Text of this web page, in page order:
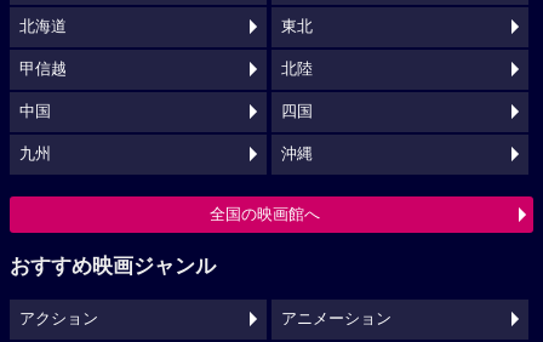
北海道 東北
甲信越 北陸
中国 四国
九州 沖縄
全国の映画館へ
おすすめ映画ジャンル
アクション アニメーション